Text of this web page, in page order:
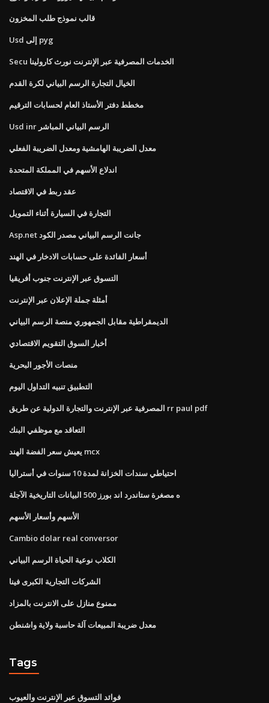
قالب نموذج طلب المخزون
Usd إلى pyg
Secu الخدمات المصرفية عبر الإنترنت نورث كارولينا
الخيال التجارة الرسم البياني لكرة القدم
مخطط دفتر الأستاذ العام لحسابات الترقيم
Usd inr الرسم البياني المباشر
معدل الضريبة الهامشية ومعدل الضريبة الفعلي
اندلاع الأسهم في المملكة المتحدة
عقد ربط في الاقتصاد
التجارة في السيارة أثناء التمويل
Asp.net جانت الرسم البياني مصدر الكود
أسعار الفائدة على حسابات الادخار في الهند
التسوق عبر الإنترنت جنوب أفريقيا
أمثلة جملة الإعلان عبر الإنترنت
الديمقراطية مقابل الجمهوري منصة الرسم البياني
أخبار السوق التقويم الاقتصادي
منصات الأجور البحرية
التطبيق تنبيه التداول اليوم
المصرفية عبر الإنترنت والتجارة الدولية عن طريق rr paul pdf
التعاقد مع موظفي البنك
يعيش سعر الفضة الهند mcx
احتياطي سندات الخزانة لمدة 10 سنوات في أستراليا
ه مصغرة ستاندرد اند بورز 500 البيانات التاريخية الآجلة
الأسهم وأسعار الأسهم
Cambio dolar real conversor
الكلاب نوعية الحياة الرسم البياني
الشركات التجارية الكبرى فينا
ممنوع منازل على الانترنت بالمزاد
معدل ضريبة المبيعات آلة حاسبة ولاية واشنطن
Tags
فوائد التسوق عبر الإنترنت والعيوب